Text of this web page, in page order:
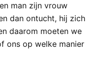
man zijn vrouw
dan ontucht, hij zich
daarom moeten we
ons op welke manier